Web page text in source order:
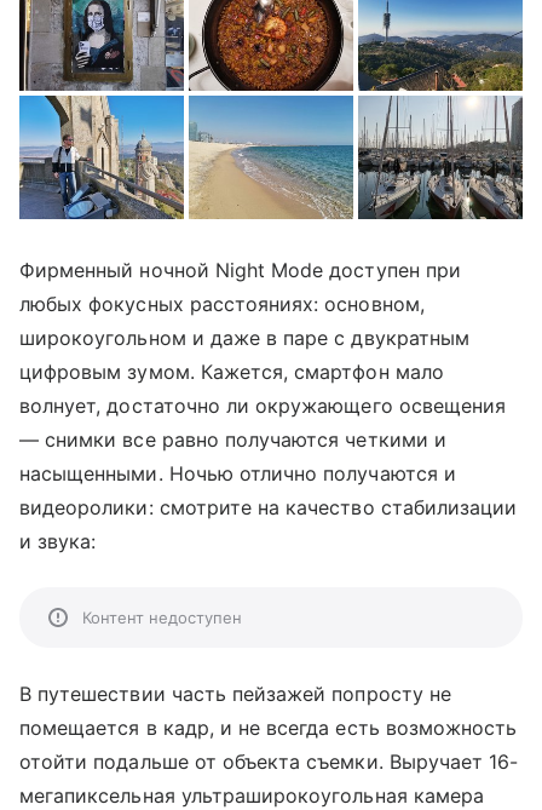
Фирменный ночной Night Mode доступен при
любых фокусных расстояниях: основном,
широкоугольном и даже в паре с двукратным
цифровым зумом. Кажется, смартфон мало
волнует, достаточно ли окружающего освещения
— снимки все равно получаются четкими и
насыщенными. Ночью отлично получаются и
видеоролики: смотрите на качество стабилизации
и звука:
Контент недоступен
В путешествии часть пейзажей попросту не
помещается в кадр, и не всегда есть возможность
отойти подальше от объекта съемки. Выручает 16-
мегапиксельная ультраширокоугольная камера